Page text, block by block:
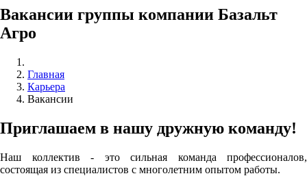
Вакансии группы компании Базальт
Агро
Главная
Карьера
Вакансии
Приглашаем в нашу дружную команду!
Наш коллектив - это сильная команда профессионалов,
состоящая из специалистов с многолетним опытом работы.